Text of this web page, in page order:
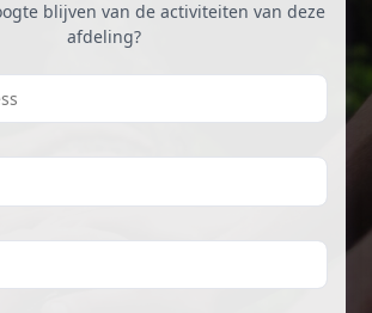
blijven van de activiteiten van deze
afdeling?